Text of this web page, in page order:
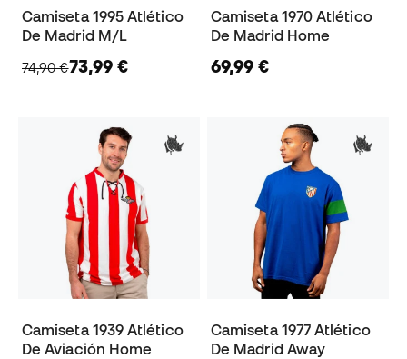
Camiseta 1995 Atlético
De Madrid M/L
74,90 €73,99 €
Camiseta 1970 Atlético
De Madrid Home
69,99 €
Camiseta 1939 Atlético
De Aviación Home
Camiseta 1977 Atlético
De Madrid Away